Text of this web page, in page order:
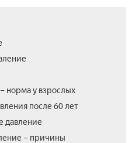
норма у взрослых
после 60 лет
давление
– причины